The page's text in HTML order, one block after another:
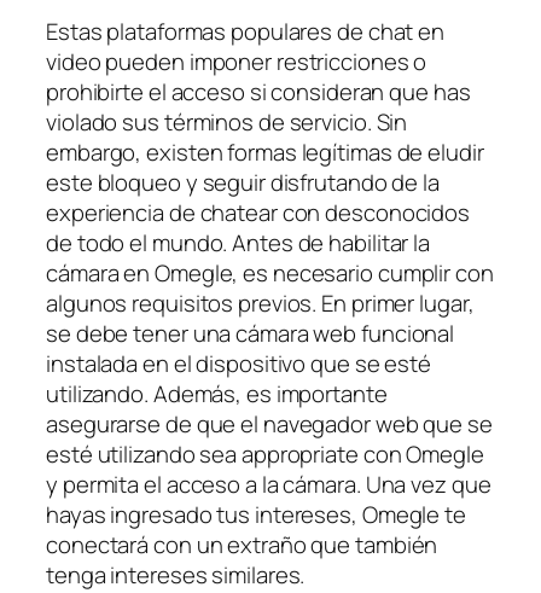
⁢Estas plataformas populares de‌ chat en
video​ pueden imponer restricciones o
⁤prohibirte el acceso ⁣si consideran que has
violado sus términos de servicio. Sin
embargo, existen‌ formas legítimas de ​eludir
este bloqueo y seguir ⁤disfrutando ‍de la
experiencia de chatear con​ desconocidos⁤
de‌ todo el mundo. Antes de habilitar la
cámara en Omegle, es necesario cumplir con
algunos requisitos previos. En primer lugar,
se debe tener una cámara web funcional
instalada en el dispositivo que se esté
utilizando. Además, es importante
asegurarse de que el navegador web que se
esté utilizando sea appropriate con Omegle
y permita el acceso a la cámara. Una vez que
hayas ingresado tus intereses, Omegle te
conectará con un extraño que también
tenga intereses similares.